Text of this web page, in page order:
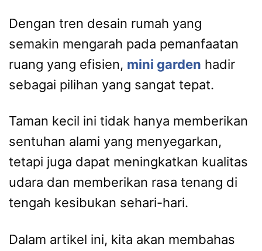
Dengan tren desain rumah yang
semakin mengarah pada pemanfaatan
ruang yang efisien, mini garden hadir
sebagai pilihan yang sangat tepat.
Taman kecil ini tidak hanya memberikan
sentuhan alami yang menyegarkan,
tetapi juga dapat meningkatkan kualitas
udara dan memberikan rasa tenang di
tengah kesibukan sehari-hari.
Dalam artikel ini, kita akan membahas